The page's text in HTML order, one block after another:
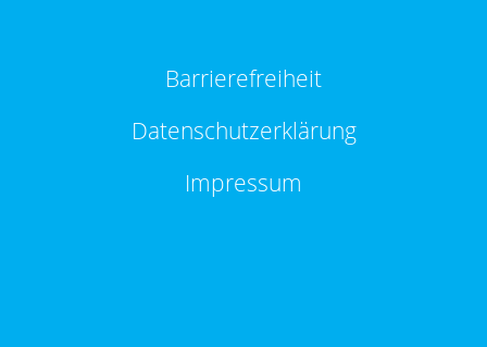
Barrierefreiheit
Datenschutzerklärung
Impressum